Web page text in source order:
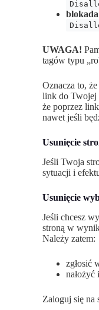
UWAGA!
tagów typu
Oznacza to,
link do Twojej
że poprzez
nawet jeśli
Usunięcie
Jeśli Twoja
sytuacji i
Usunięcie
Jeśli chcesz
stroną w
Należy zatem:
zgłosić
Zaloguj się na